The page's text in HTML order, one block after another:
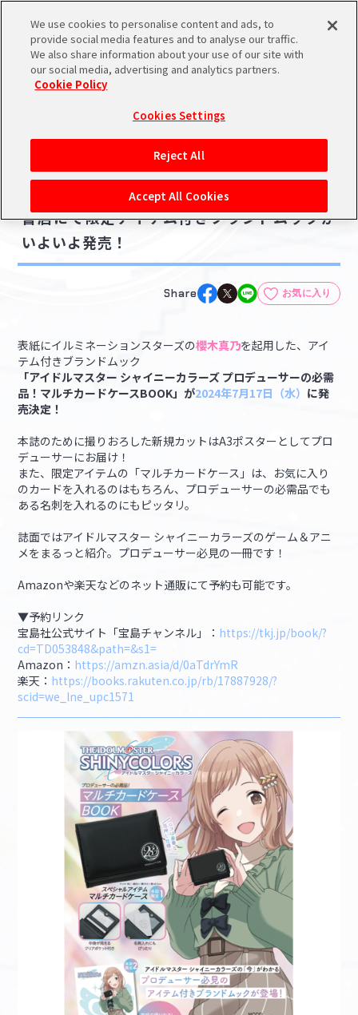
スケジュール 検索
バンダイナムコIDで
アイドルマスター ポータルへの登録について
シリアルコード・
あいことば
活動履歴
閲覧履歴・購入履歴
お気に入り
マイスケジュール メモ
マイデスク設定変更 バンダイナムコID Link設定
ニュース
グッズ ブック・コミック
2024.07.12
【シャニマス】来週7月17日（水）、全国の
書店にて限定アイテム付きブランドムックが
いよいよ発売！
Share お気に入り
表紙にイルミネーションスターズの櫻木真乃を起用した、アイ
テム付きブランドムック
「アイドルマスター シャイニーカラーズ プロデューサーの必需
品！マルチカードケースBOOK」が2024年7月17日（水） に発
売決定！
本誌のために撮りおろした新規カットはA3ポスターとしてプロ
デューサーにお届け！
また、限定アイテムの「マルチカードケース」は、お気に入り
のカードを入れるのはもちろん、プロデューサーの必需品でも
ある名刺を入れるのにもピッタリ。
誌面ではアイドルマスター シャイニーカラーズのゲーム＆アニ
メをまるっと紹介。プロデューサー必見の一冊です！
Amazonや楽天などのネット通販にて予約も可能です。
▼予約リンク
宝島社公式サイト「宝島チャンネル」： https://tkj.jp/book/?
cd=TD053848&path=&s1=
Amazon： https://amzn.asia/d/0aTdrYmR
楽天： https://books.rakuten.co.jp/rb/17887928/?
scid=we_lne_upc1571
We use cookies to personalise content and ads, to
provide social media features and to analyse our traffic.
We also share information about your use of our site with
our social media, advertising and analytics partners.
Cookie Policy
Cookies Settings
Reject All
Accept All Cookies